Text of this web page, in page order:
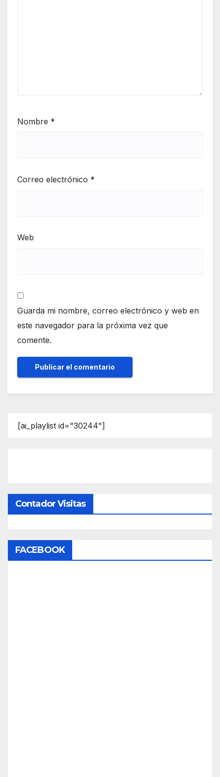
Nombre *
Correo electrónico *
Web
Guarda mi nombre, correo electrónico y web en
este navegador para la próxima vez que
comente.
[ai_playlist id="30244"]
Contador Visitas
FACEBOOK